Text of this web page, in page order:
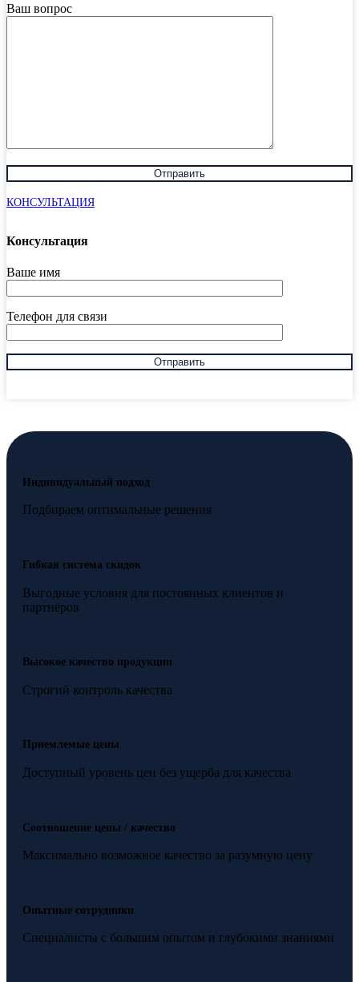
Ваш вопрос
КОНСУЛЬТАЦИЯ
Консультация
Ваше имя
Телефон для связи
Индивидуальный подход
Подбираем оптимальные решения
Гибкая система скидок
Выгодные условия для постоянных клиентов и
партнёров
Высокое качество продукции
Строгий контроль качества
Приемлемые цены
Доступный уровень цен без ущерба для качества
Соотношение цены / качество
Максимально возможное качество за разумную цену
Опытные сотрудники
Специалисты с большим опытом и глубокими знаниями